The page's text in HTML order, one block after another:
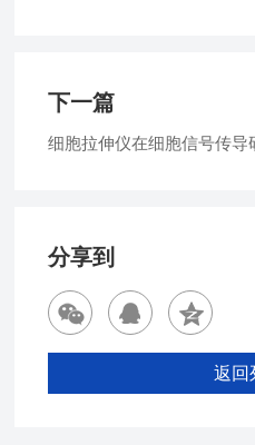
下一篇
细胞拉伸仪在细胞信号传导
分享到
返回